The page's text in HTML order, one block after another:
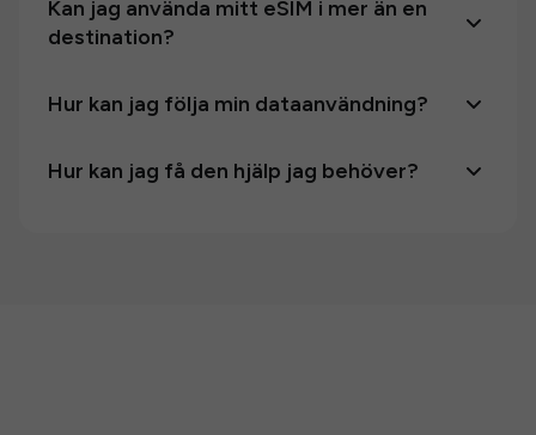
Kan jag använda mitt eSIM i mer än en
destination?
Hur kan jag följa min dataanvändning?
Hur kan jag få den hjälp jag behöver?